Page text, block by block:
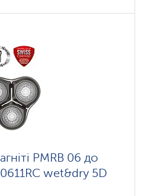
PMRB 06 до
wet&dry 5D